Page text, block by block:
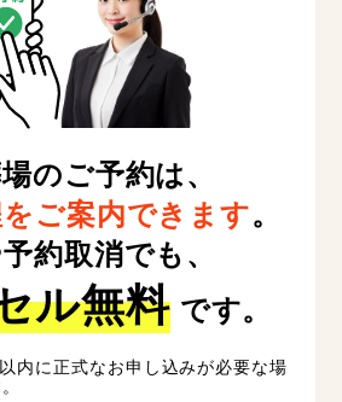
のご予約は、
ご案内できます。
約取消でも、
ル無料です。
内に正式なお申し込みが必要な場